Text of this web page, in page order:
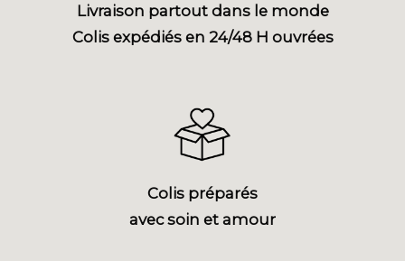
Livraison partout dans le monde
Colis expédiés en 24/48 H ouvrées
Colis préparés
avec soin et amour